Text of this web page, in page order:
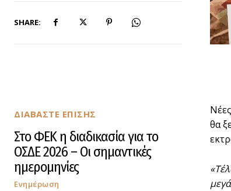
SHARE:
ΔΙΑΒΑΣΤΕ ΕΠΙΣΗΣ
Στο ΦΕΚ η διαδικασία για το
ΟΣΔΕ 2026 – Οι σημαντικές
ημερομηνίες
Ενημέρωση
θα